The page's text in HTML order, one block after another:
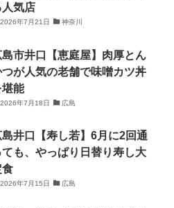
人気店
2026年7月21日 神奈川
島市井口【恵庭屋】肉厚とん
つが人気の老舗で味噌カツ丼
堪能
2026年7月18日 広島
島井口【寿し若】6月に2回通
ても、やっぱり日替り寿し大
食
2026年7月15日 広島